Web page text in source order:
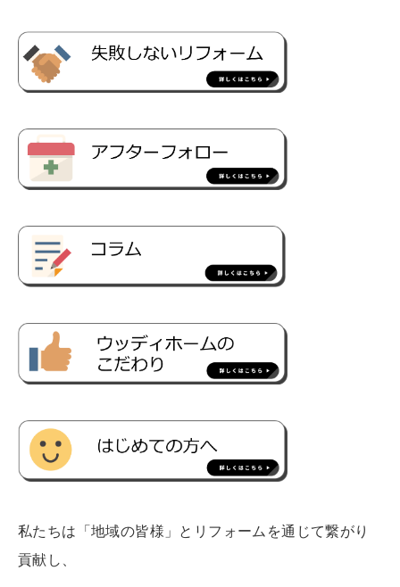
私たちは「地域の皆様」とリフォームを通じて繋がり
貢献し、